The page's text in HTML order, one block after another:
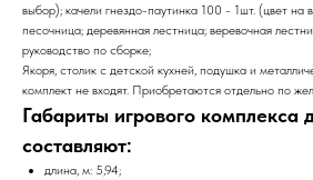
выбор); качели гнездо-паутинка 100 - 1шт. (цвет на
песочница; деревянная лестница; веревочная
руководство по сборке;
Якоря, столик с детской кухней, подушка и
комплект не входят. Приобретаются отдельно по
Габариты игрового комплекса
составляют:
длина, м: 5,94;